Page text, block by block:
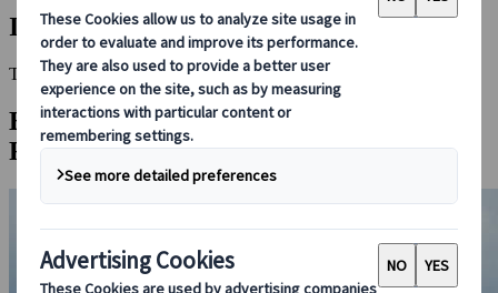
Insel Ishigaki
This Destination is disabled to display.
Entdecken Sie andere Reiseziele in dieser
Region